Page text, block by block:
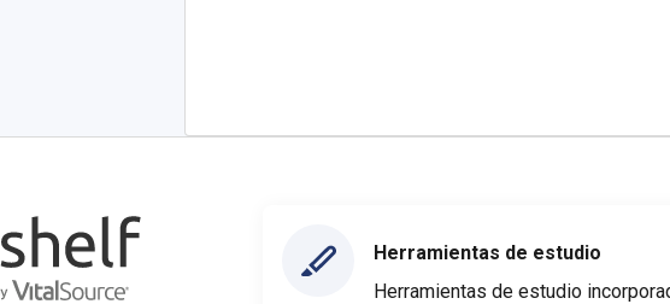
Herramientas de estudio
Herramientas de estudio